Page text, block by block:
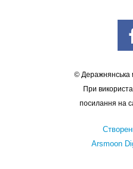
© Деражнянська
При
посилання на
Arsmoon